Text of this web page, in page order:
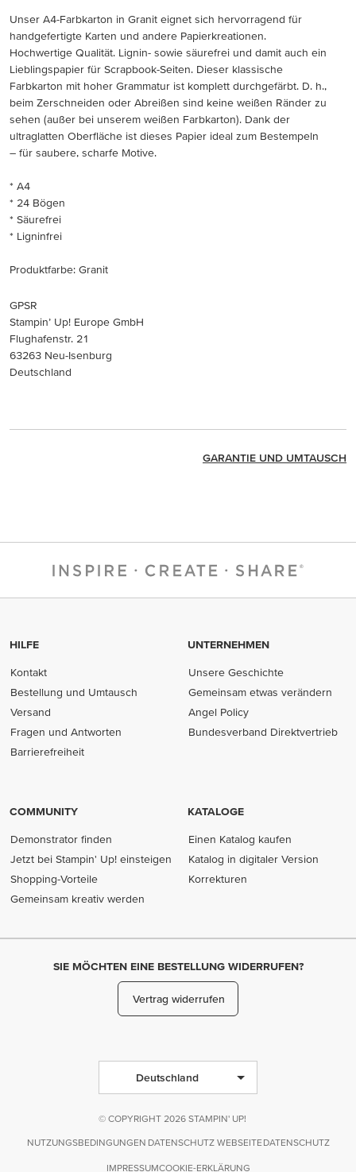
Unser A4-Farbkarton in Granit eignet sich hervorragend für
handgefertigte Karten und andere Papierkreationen.
Hochwertige Qualität. Lignin- sowie säurefrei und damit auch ein
Lieblingspapier für Scrapbook-Seiten. Dieser klassische
Farbkarton mit hoher Grammatur ist komplett durchgefärbt. D. h.,
beim Zerschneiden oder Abreißen sind keine weißen Ränder zu
sehen (außer bei unserem weißen Farbkarton). Dank der
ultraglatten Oberfläche ist dieses Papier ideal zum Bestempeln
– für saubere, scharfe Motive.
* A4
* 24 Bögen
* Säurefrei
* Ligninfrei
Produktfarbe: Granit
GPSR
Stampin’ Up! Europe GmbH
Flughafenstr. 21
63263 Neu-Isenburg
Deutschland
GARANTIE UND UMTAUSCH
HILFE
Kontakt
Bestellung und Umtausch
Versand
Fragen und Antworten
Barrierefreiheit
UNTERNEHMEN
Unsere Geschichte
Gemeinsam etwas verändern
Angel Policy
Bundesverband Direktvertrieb
COMMUNITY
Demonstrator finden
Jetzt bei Stampin' Up! einsteigen
Shopping-Vorteile
Gemeinsam kreativ werden
KATALOGE
Einen Katalog kaufen
Katalog in digitaler Version
Korrekturen
SIE MÖCHTEN EINE BESTELLUNG WIDERRUFEN?
Vertrag widerrufen
Deutschland
© COPYRIGHT 2026 STAMPIN' UP!
NUTZUNGSBEDINGUNGEN DATENSCHUTZ WEBSEITE DATENSCHUTZ
IMPRESSUMCOOKIE-ERKLÄRUNG